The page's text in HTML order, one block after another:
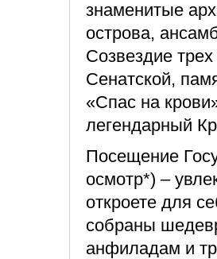
знаменитые
острова,
Созвездие
Сенатской,
«Спас на
легендарный
Посещение
осмотр*) –
откроете для
собраны
анфиладам и